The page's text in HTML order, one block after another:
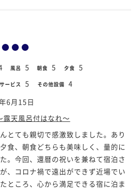
風呂 5 朝食 5 夕食 5
ービス 5 その他設備 4
6月15日
露天風呂付はなれ～
とても親切で感激致しました。あり
食、朝食どちらも美味しく、量的に
。今回、還暦の祝いを兼ねて宿泊さ
、コロナ禍で遠出ができず近場でい
ところ、心から満足できる宿に泊ま